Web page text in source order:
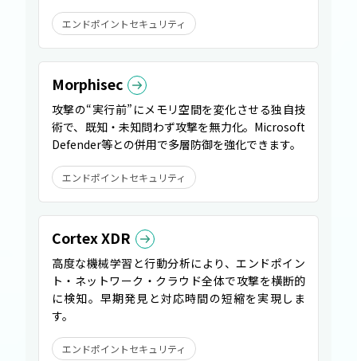
エンドポイントセキュリティ
Morphisec
攻撃の“実行前”にメモリ空間を変化させる独自技
術で、既知・未知問わず攻撃を無力化。Microsoft
Defender等との併用で多層防御を強化できます。
エンドポイントセキュリティ
Cortex XDR
高度な機械学習と行動分析により、エンドポイン
ト・ネットワーク・クラウド全体で攻撃を横断的
に検知。早期発見と対応時間の短縮を実現しま
す。
エンドポイントセキュリティ